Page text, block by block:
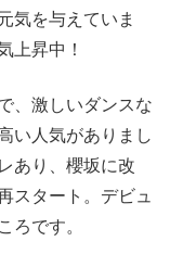
気を与えていま
上昇中！
、激しいダンスな
い人気がありまし
あり、櫻坂に改
スタート。デビュ
ろです。